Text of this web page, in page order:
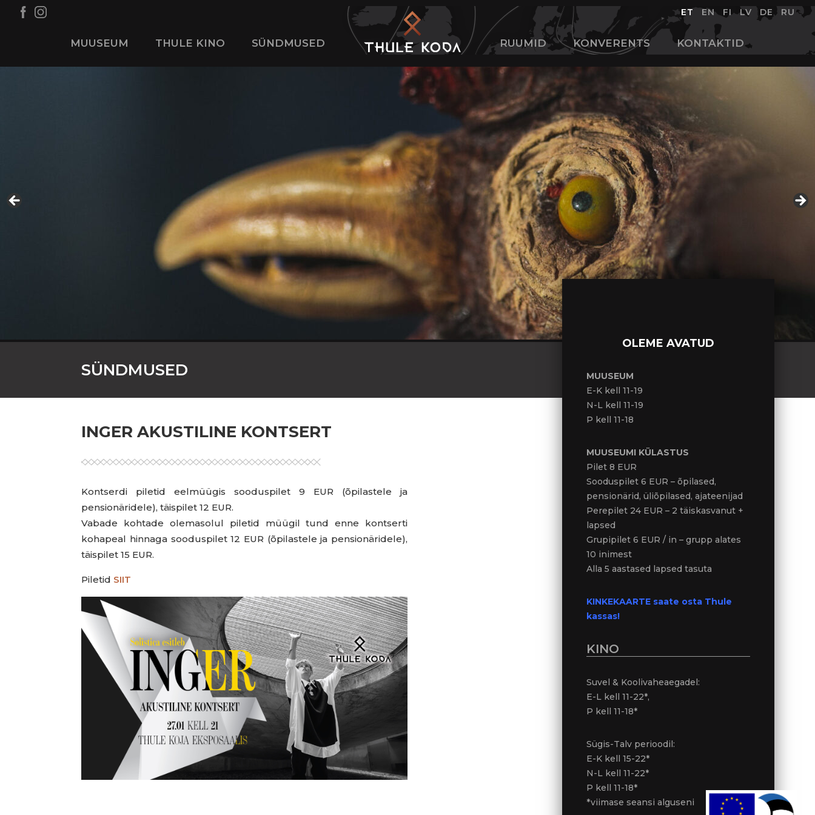
ET EN FI LV DE RU
MUUSEUM THULE KINO SÜNDMUSED RUUMID KONVERENTS KONTAKTID
SÜNDMUSED
INGER AKUSTILINE KONTSERT
Kontserdi piletid eelmüügis sooduspilet 9 EUR (õpilastele ja
pensionäridele), täispilet 12 EUR.
Vabade kohtade olemasolul piletid müügil tund enne kontserti
kohapeal hinnaga sooduspilet 12 EUR (õpilastele ja pensionäridele),
täispilet 15 EUR.
Piletid SIIT
OLEME AVATUD
MUUSEUM
E-K kell 11-19
N-L kell 11-19
P kell 11-18
MUUSEUMI KÜLASTUS
Pilet 8 EUR
Sooduspilet 6 EUR – õpilased,
pensionärid, üliõpilased, ajateenijad
Perepilet 24 EUR – 2 täiskasvanut +
lapsed
Grupipilet 6 EUR / in – grupp alates
10 inimest
Alla 5 aastased lapsed tasuta
KINKEKAARTE saate osta Thule
kassas!
KINO
Suvel & Koolivaheaegadel:
E-L kell 11-22*,
P kell 11-18*
Sügis-Talv perioodil:
E-K kell 15-22*
N-L kell 11-22*
P kell 11-18*
*viimase seansi alguseni